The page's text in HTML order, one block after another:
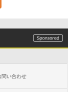
問い合わせ